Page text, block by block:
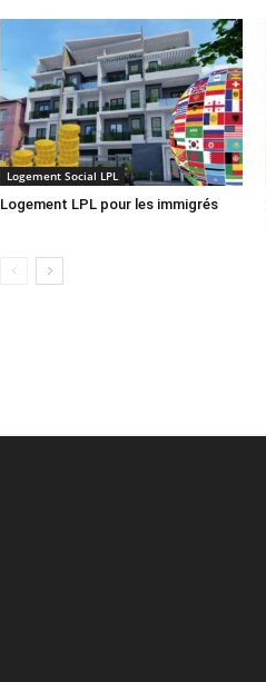
Logement Social LPL
Logement LPL pour les immigrés